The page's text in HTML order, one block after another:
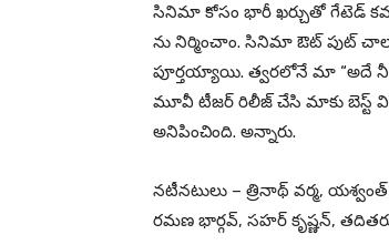
సినిమా కోసం భారీ ఖర్చుతో గేటెడ్
ను నిర్మించాం. సినిమా ఔట్ పుట్ చాలా
పూర్తయ్యాయి. త్వరలోనే మా “అదే
మూవీ టీజర్ రిలీజ్ చేసి మాకు బెస్ట్
అనిపించింది. అన్నారు.
నటీనటులు – త్రినాథ్ వర్మ,
రమణ భార్గవ్, సహర్ కృష్ణన్,